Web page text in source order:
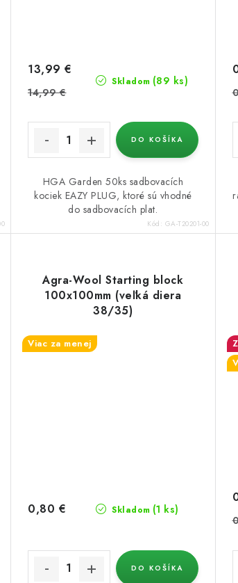
Skladom (89 ks)
13,99 €
14,99 €
DO KOŠÍKA
HGA Garden 50ks sadbovacích
kociek EAZY PLUG, ktoré sú vhodné
do sadbovacích plat.
Kód: GA-T20201-00
Agra-Wool Starting block
100x100mm (veľká diera
38/35)
Viac za menej
Skladom (1 ks)
0,80 €
DO KOŠÍKA